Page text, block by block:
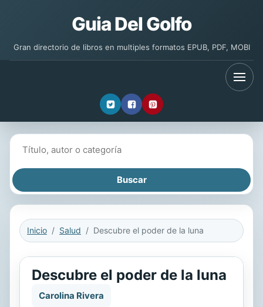
Guia Del Golfo
Gran directorio de libros en multiples formatos EPUB, PDF, MOBI
Inicio Salud Descubre el poder de la luna
Descubre el poder de la luna
Carolina Rivera